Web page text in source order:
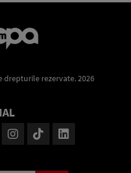
drepturile rezervate. 2026